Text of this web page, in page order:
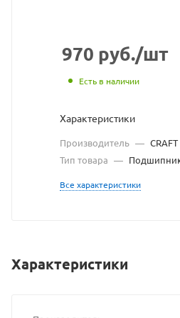
https://
без
разрешения
сайта
970 руб./шт
Есть в наличии
Характеристики
Производитель —
Тип товара —
Все характеристики
Характеристики